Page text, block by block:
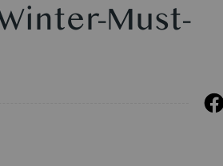
Must-